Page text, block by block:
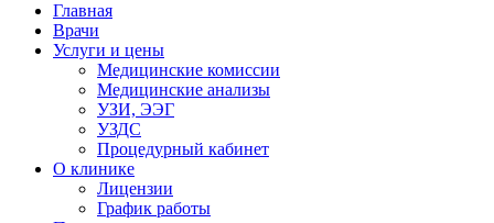
Главная
Врачи
Услуги и цены
Медицинские комиссии
Медицинские анализы
УЗИ, ЭЭГ
УЗДС
Процедурный кабинет
О клинике
Лицензии
График работы